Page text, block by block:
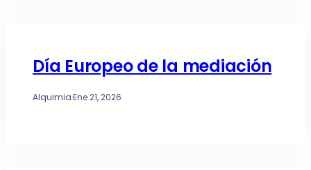
Día Europeo de la mediación
Alquimia·Ene 21, 2026